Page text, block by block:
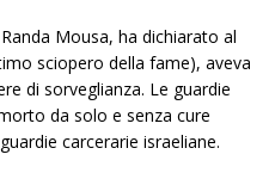
Mousa, ha dichiarato al
sciopero della fame), aveva
di sorveglianza. Le guardie
da solo e senza cure
carcerarie israeliane.